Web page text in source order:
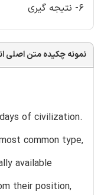
6- نتیجه گیری
نمونه چکیده متن اصلی
of civilization.
common type,
available
their position,